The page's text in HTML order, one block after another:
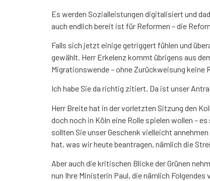
Es werden Sozialleistungen digitalisiert und
auch endlich bereit ist für Reformen – die
Falls sich jetzt einige getriggert fühlen und
gewählt. Herr Erkelenz kommt übrigens aus
Migrationswende – ohne Zurückweisung keine
Ich habe Sie da richtig zitiert. Da ist unser
Herr Breite hat in der vorletzten Sitzung den
doch noch in Köln eine Rolle spielen wollen –
sollten Sie unser Geschenk vielleicht
hat, was wir heute beantragen, nämlich die
Aber auch die kritischen Blicke der Grünen
nun Ihre Ministerin Paul, die nämlich